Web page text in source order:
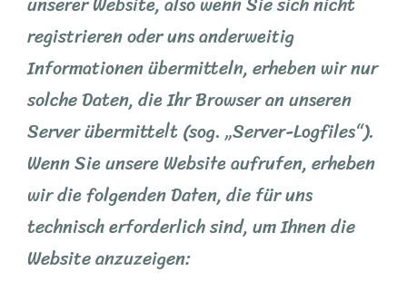
registrieren oder uns anderweitig
Informationen übermitteln, erheben wir nur
solche Daten, die Ihr Browser an unseren
Server übermittelt (sog. „Server-Logfiles“).
Wenn Sie unsere Website aufrufen, erheben
wir die folgenden Daten, die für uns
technisch erforderlich sind, um Ihnen die
Website anzuzeigen: